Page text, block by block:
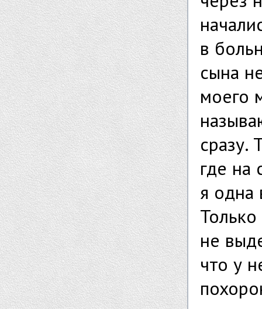
в
сына
моего
сразу.
где на
я одна
не
что у